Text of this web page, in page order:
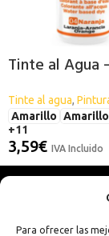
Para ofrecer las
Tinte al Agua
Tinte al agua,
Amarillo
+11
3,59€ IVA Incluido